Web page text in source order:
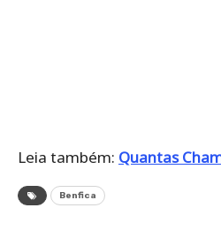
Leia também: Quantas
Benfica